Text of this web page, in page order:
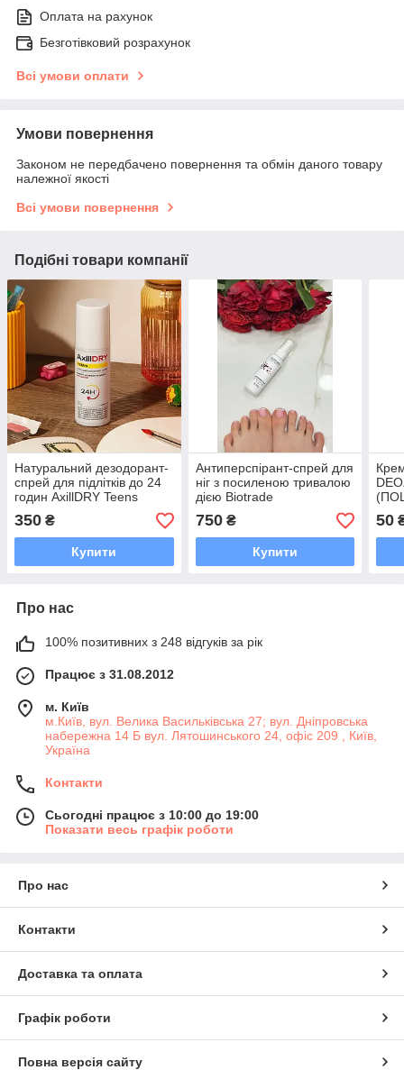
Оплата на рахунок
Безготівковий розрахунок
Всі умови оплати
Умови повернення
Законом не передбачено повернення та обмін даного товару
належної якості
Всі умови повернення
Подібні товари компанії
Натуральний дезодорант-
спрей для підлітків до 24
годин AxillDRY Teens
350 ₴
Купити
Антиперспірант-спрей для
ніг з посиленою тривалою
дією Biotrade
750₴
Купити
50
Про нас
100% позитивних з 248 відгуків за рік
Працює з 31.08.2012
м. Київ
м.Київ, вул. Велика Васильківська 27; вул. Дніпровська
набережна 14 Б вул. Лятошинського 24, офіс 209 , Київ,
Україна
Контакти
Сьогодні працює з 10:00 до 19:00
Показати весь графік роботи
Про нас
Контакти
Доставка та оплата
Графік роботи
Повна версія сайту